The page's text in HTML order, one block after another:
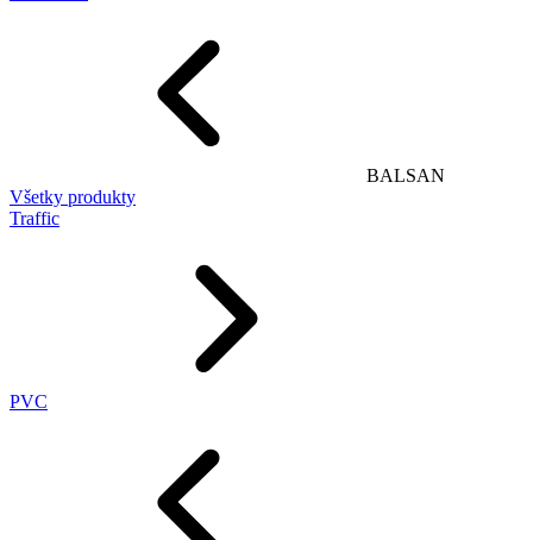
BALSAN
Všetky produkty
Traffic
PVC